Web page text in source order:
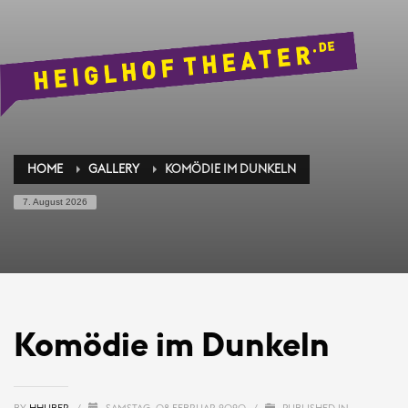
HOME GALLERY KOMÖDIE IM DUNKELN
7. August 2026
Komödie im Dunkeln